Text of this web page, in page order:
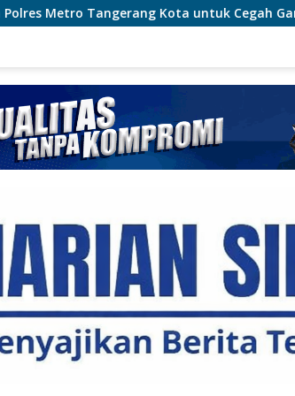
untuk Cegah Gangguan Kamtibmas